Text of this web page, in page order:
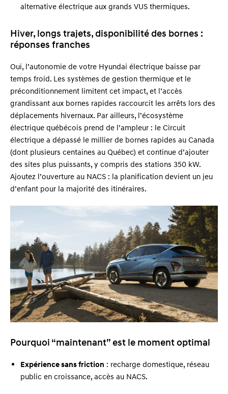
alternative électrique aux grands VUS thermiques.
Hiver, longs trajets, disponibilité des bornes :
réponses franches
Oui, l’autonomie de votre Hyundai électrique baisse par
temps froid. Les systèmes de gestion thermique et le
préconditionnement limitent cet impact, et l’accès
grandissant aux bornes rapides raccourcit les arrêts lors des
déplacements hivernaux. Par ailleurs, l’écosystème
électrique québécois prend de l’ampleur : le Circuit
électrique a dépassé le millier de bornes rapides au Canada
(dont plusieurs centaines au Québec) et continue d’ajouter
des sites plus puissants, y compris des stations 350 kW.
Ajoutez l’ouverture au NACS : la planification devient un jeu
d’enfant pour la majorité des itinéraires.
Pourquoi “maintenant” est le moment optimal
Expérience sans friction : recharge domestique, réseau
public en croissance, accès au NACS.